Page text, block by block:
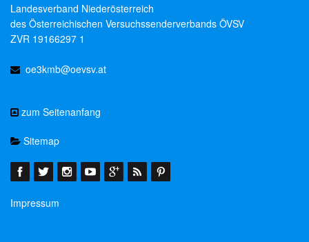
Landesverband Niederösterreich
des Österreichischen Versuchssenderverbands ÖVSV
ZVR 19166297 1
oe3kmb@oevsv.at
zum Seitenanfang
Sitemap
Impressum